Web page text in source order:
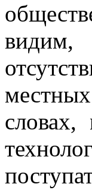
видим,
словах,